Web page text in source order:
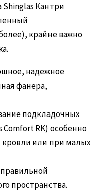
Shinglas Кантри
крайне важно
надежное
фанера,
подкладочных
RK) особенно
кровли или при малых
пространства.